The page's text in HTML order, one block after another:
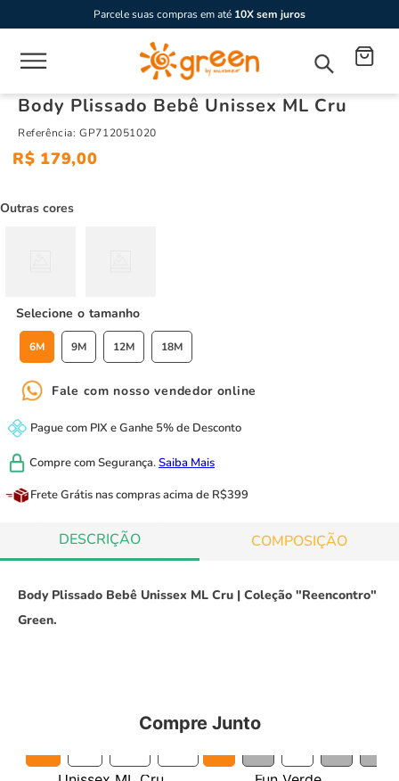
Parcele suas compras em até 10X sem juros
Body Plissado Bebê Unissex ML Cru
Referência:GP712051020
R$ 179,00
Outras cores
tamanho
6M 9M 12M 18M
Fale com nosso vendedor online
Pague com PIX eGanhe 5% de Desconto
Compre comSegurança.Saiba Mais
Frete Grátis nas compras acima de R$399
DESCRIÇÃO COMPOSIÇÃO
Body Plissado Bebê Unissex ML Cru | Coleção "Reencontro"
Green.
Compre Junto